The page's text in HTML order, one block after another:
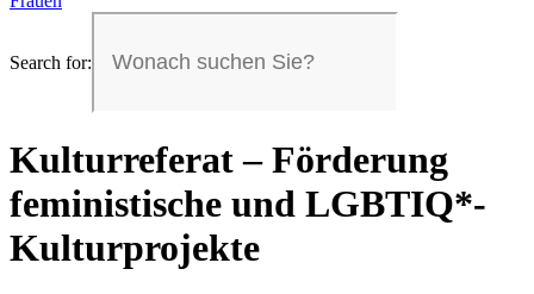
Search for:
Kulturreferat – Förderung
feministische und LGBTIQ*-
Kulturprojekte